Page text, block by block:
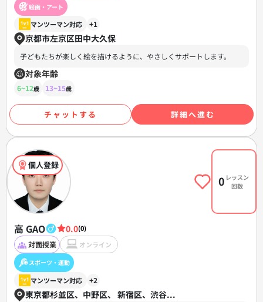
絵画・アート
マンツーマン対応 +1
京都市左京区田中大久保
子どもたちが楽しく絵を描けるように、やさしくサポートします。
対象年齢
6~12歳 13~15歳
チャットする 詳細へ進む
個人登録
0 レッスン
回数
高 GAO 0.0(0)
対面授業 オンライン
スポーツ・運動
マンツーマン対応 +2
東京都杉並区、中野区、 新宿区、渋谷...